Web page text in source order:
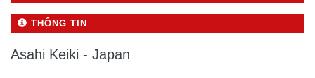
THÔNG TIN
Asahi Keiki - Japan